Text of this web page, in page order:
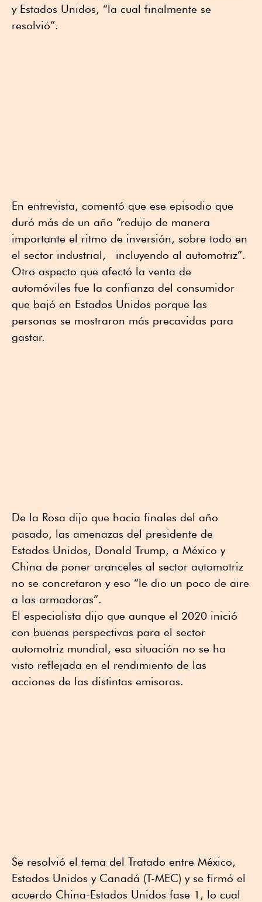
y Estados Unidos, “la cual finalmente se
resolvió”.
En entrevista, comentó que ese episodio que
duró más de un año “redujo de manera
importante el ritmo de inversión, sobre todo en
el sector industrial, incluyendo al automotriz”.
Otro aspecto que afectó la venta de
automóviles fue la confianza del consumidor
que bajó en Estados Unidos porque las
personas se mostraron más precavidas para
gastar.
De la Rosa dijo que hacia finales del año
pasado, las amenazas del presidente de
Estados Unidos, Donald Trump, a México y
China de poner aranceles al sector automotriz
no se concretaron y eso “le dio un poco de aire
a las armadoras”.
El especialista dijo que aunque el 2020 inició
con buenas perspectivas para el sector
automotriz mundial, esa situación no se ha
visto reflejada en el rendimiento de las
acciones de las distintas emisoras.
Se resolvió el tema del Tratado entre México,
Estados Unidos y Canadá (T-MEC) y se firmó el
acuerdo China-Estados Unidos fase 1, lo cual